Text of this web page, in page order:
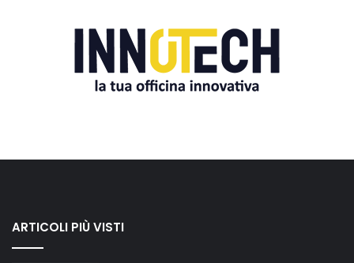
ARTICOLI PIÙ VISTI